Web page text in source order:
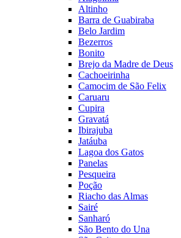
Altinho
Barra de Guabiraba
Belo Jardim
Bezerros
Bonito
Brejo da Madre de Deus
Cachoeirinha
Camocim de São Felix
Caruaru
Cupira
Gravatá
Ibirajuba
Jatáuba
Lagoa dos Gatos
Panelas
Pesqueira
Poção
Riacho das Almas
Sairé
Sanharó
São Bento do Una